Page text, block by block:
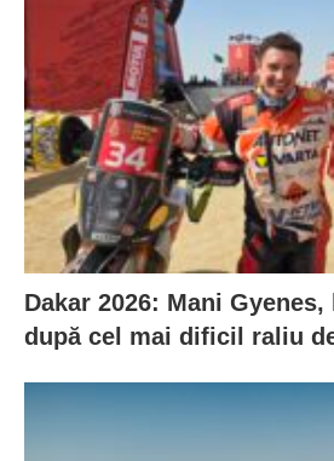
Dakar 2026: Mani
după cel mai dificil raliu